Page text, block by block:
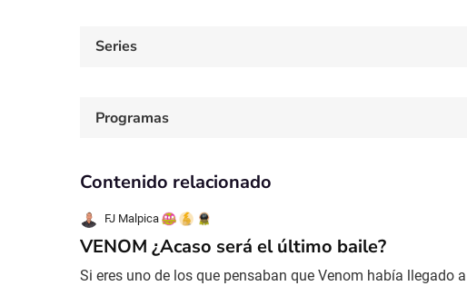
Series
Programas
Contenido relacionado
FJ Malpica
VENOM ¿Acaso será el último baile?
Si eres uno de los que pensaban que Venom había llegado